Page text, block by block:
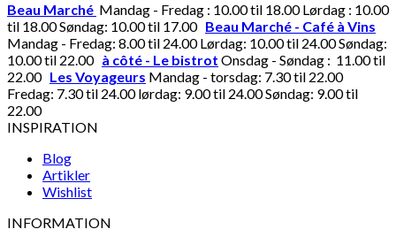
Beau Marché Mandag - Fredag : 10.00 til 18.00 Lørdag : 10.00
til 18.00 Søndag: 10.00 til 17.00 Beau Marché - Café à Vins
Mandag - Fredag: 8.00 til 24.00 Lørdag: 10.00 til 24.00 Søndag:
10.00 til 22.00 à côté - Le bistrot Onsdag - Søndag : 11.00 til
22.00 Les Voyageurs Mandag - torsdag: 7.30 til 22.00
Fredag: 7.30 til 24.00 lørdag: 9.00 til 24.00 Søndag: 9.00 til
22.00
INSPIRATION
Blog
Artikler
Wishlist
INFORMATION